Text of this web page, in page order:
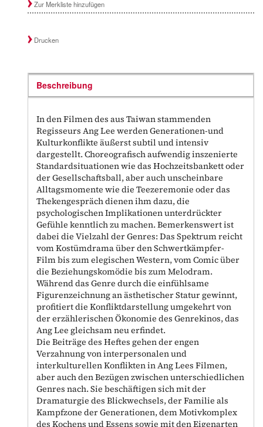
Zur Merkliste hinzufügen
Drucken
Beschreibung
In den Filmen des aus Taiwan stammenden
Regisseurs Ang Lee werden Generationen-und
Kulturkonflikte äußerst subtil und intensiv
dargestellt. Choreografisch aufwendig inszenierte
Standardsituationen wie das Hochzeitsbankett oder
der Gesellschaftsball, aber auch unscheinbare
Alltagsmomente wie die Teezeremonie oder das
Thekengespräch dienen ihm dazu, die
psychologischen Implikationen unterdrückter
Gefühle kenntlich zu machen. Bemerkenswert ist
dabei die Vielzahl der Genres: Das Spektrum reicht
vom Kostümdrama über den Schwertkämpfer-
Film bis zum elegischen Western, vom Comic über
die Beziehungskomödie bis zum Melodram.
Während das Genre durch die einfühlsame
Figurenzeichnung an ästhetischer Statur gewinnt,
profitiert die Konfliktdarstellung umgekehrt von
der erzählerischen Ökonomie des Genrekinos, das
Ang Lee gleichsam neu erfindet.
Die Beiträge des Heftes gehen der engen
Verzahnung von interpersonalen und
interkulturellen Konflikten in Ang Lees Filmen,
aber auch den Bezügen zwischen unterschiedlichen
Genres nach. Sie beschäftigen sich mit der
Dramaturgie des Blickwechsels, der Familie als
Kampfzone der Generationen, dem Motivkomplex
des Kochens und Essens sowie mit den Eigenarten